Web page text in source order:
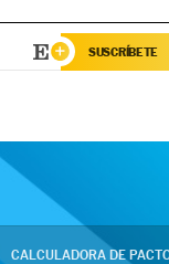
SUSCRÍBETE
CALCULADORA DE